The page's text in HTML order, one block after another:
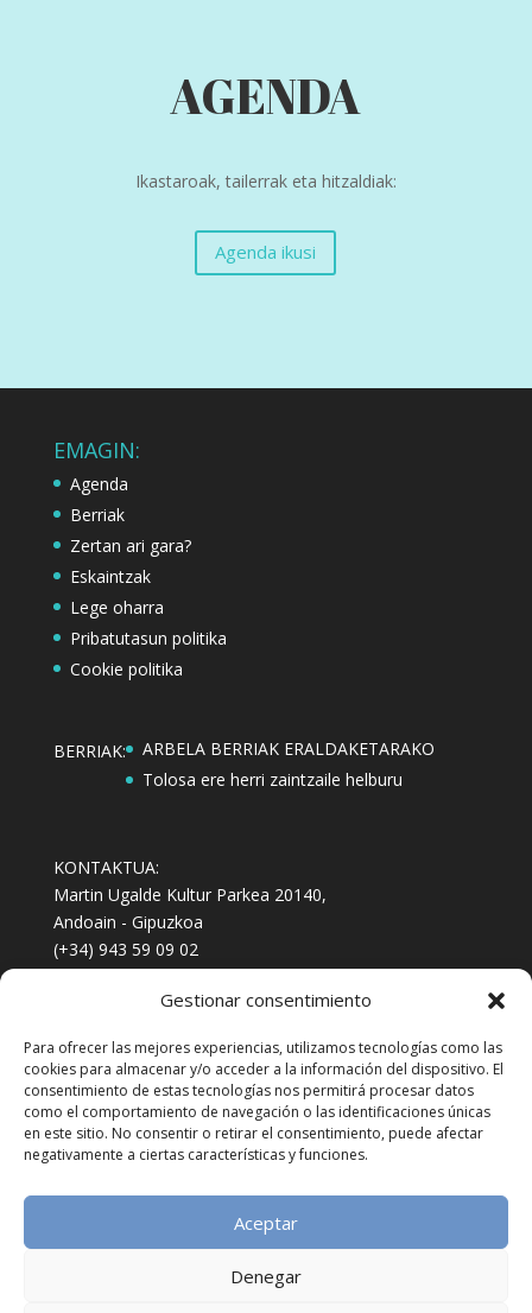
Gestionar consentimiento
Para ofrecer las mejores experiencias, utilizamos tecnologías como las
cookies para almacenar y/o acceder a la información del dispositivo. El
consentimiento de estas tecnologías nos permitirá procesar datos
como el comportamiento de navegación o las identificaciones únicas
en este sitio. No consentir o retirar el consentimiento, puede afectar
negativamente a ciertas características y funciones.
Aceptar
Denegar
AGENDA
Ikastaroak, tailerrak eta hitzaldiak:
Agenda ikusi
EMAGIN:
Agenda
Berriak
Zertan ari gara?
Eskaintzak
Lege oharra
Pribatutasun politika
Cookie politika
BERRIAK:
ARBELA BERRIAK ERALDAKETARAKO
Tolosa ere herri zaintzaile helburu
KONTAKTUA:
Martin Ugalde Kultur Parkea 20140,
Andoain - Gipuzkoa
(+34) 943 59 09 02
(+34) 722 711 311
emagin@emagin.eus
Berripapera jaso nahi? izena eman